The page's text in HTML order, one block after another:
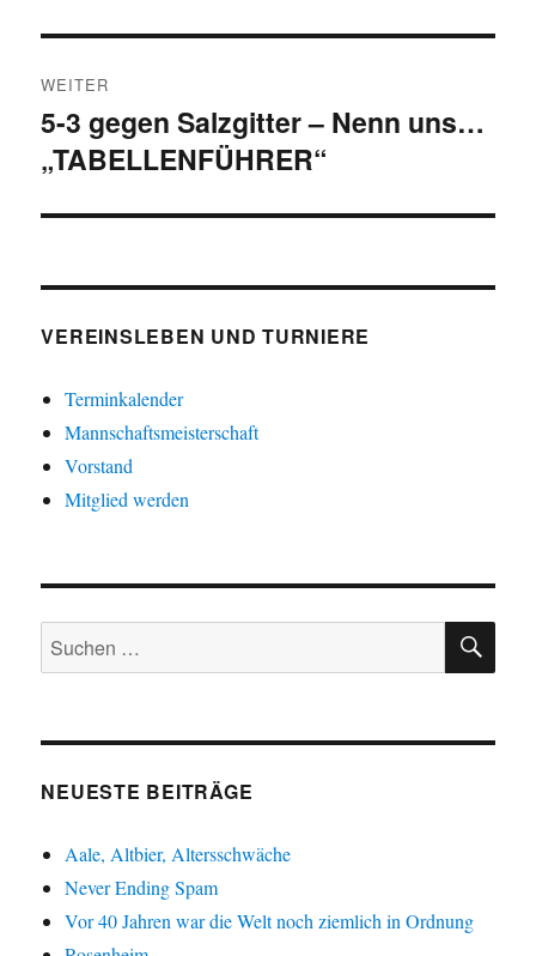
WEITER
Nächster
Beitrag:
5-3 gegen Salzgitter – Nenn uns…
„TABELLENFÜHRER“
VEREINSLEBEN UND TURNIERE
Terminkalender
Mannschaftsmeisterschaft
Vorstand
Mitglied werden
Suche
nach:
NEUESTE BEITRÄGE
Aale, Altbier, Altersschwäche
Never Ending Spam
Vor 40 Jahren war die Welt noch ziemlich in Ordnung